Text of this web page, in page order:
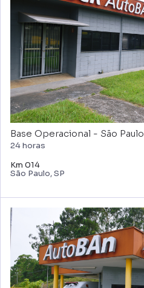
Base Operacional - São Paulo
24 horas
Km 014
São Paulo, SP